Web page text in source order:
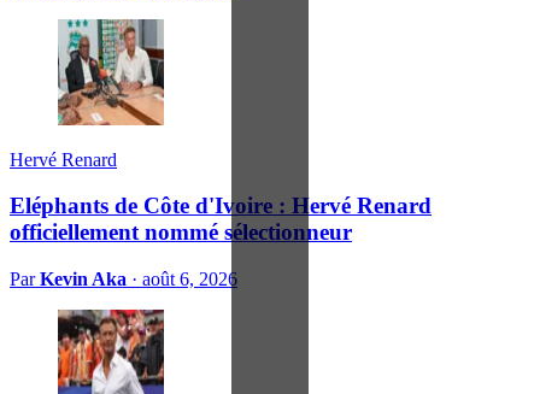
Hervé Renard
Eléphants de Côte d'Ivoire : Hervé Renard
officiellement nommé sélectionneur
ParKevin Aka · août 6, 2026